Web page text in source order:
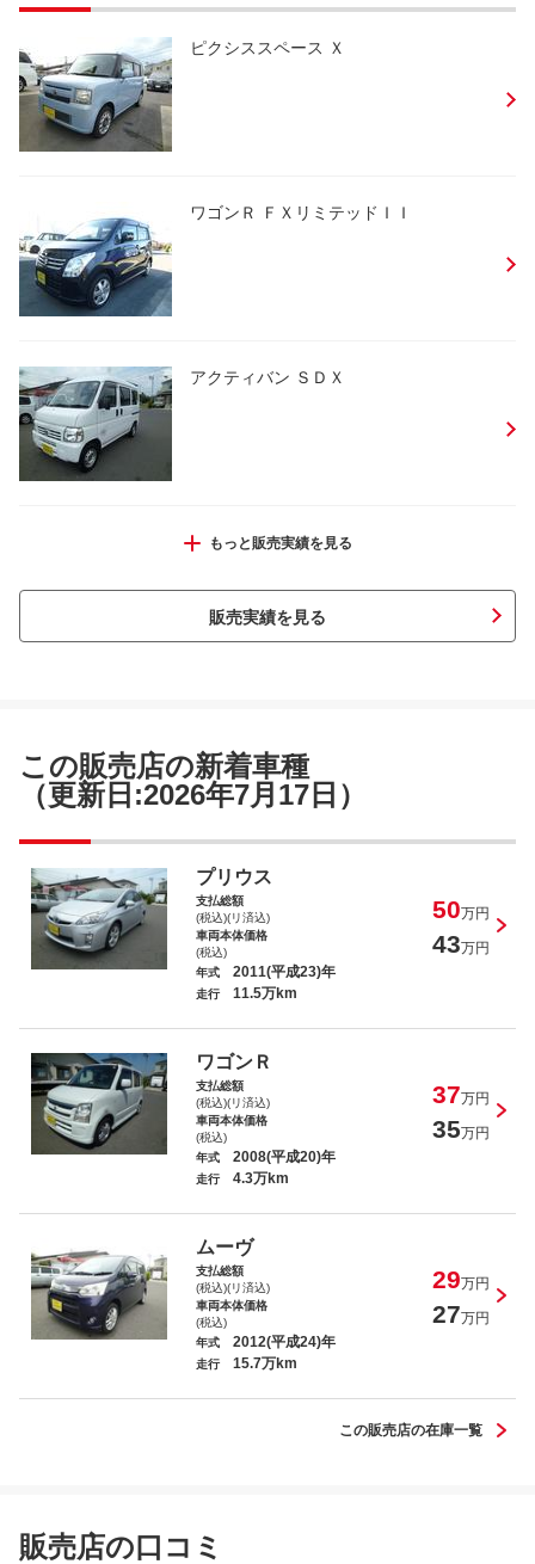
ピクシススペース Ｘ
ワゴンＲ ＦＸリミテッドＩＩ
アクティバン ＳＤＸ
ＭＲワゴン Ｘ
タント Ｘ
セレナ ２０Ｓ Ｖセレクション
もっと販売実績を見る
販売実績を見る
この販売店の新着車種
（更新日:2026年7月17日）
プリウス
支払総額
(税込)(リ済込)
50万円
車両本体価格
(税込)
43万円
年式 2011(平成23)年
走行 11.5万km
ワゴンＲ
支払総額
(税込)(リ済込)
37万円
車両本体価格
(税込)
35万円
年式 2008(平成20)年
走行 4.3万km
ムーヴ
支払総額
(税込)(リ済込)
29万円
車両本体価格
(税込)
27万円
年式 2012(平成24)年
走行 15.7万km
この販売店の在庫一覧
販売店の口コミ